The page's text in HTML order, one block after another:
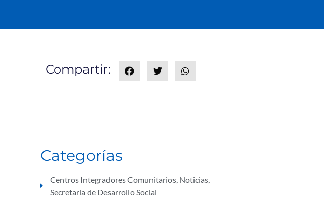
Compartir:
Categorías
Centros Integradores Comunitarios, Noticias,
Secretaría de Desarrollo Social